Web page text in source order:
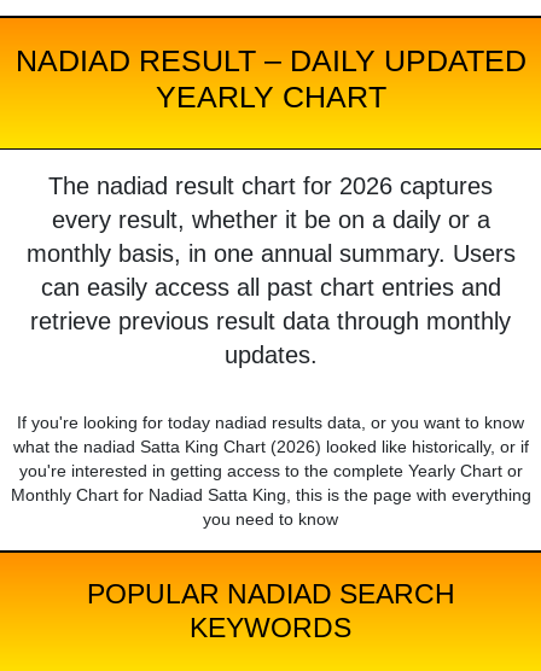
NADIAD RESULT – DAILY UPDATED
YEARLY CHART
The nadiad result chart for 2026 captures
every result, whether it be on a daily or a
monthly basis, in one annual summary. Users
can easily access all past chart entries and
retrieve previous result data through monthly
updates.
If you're looking for today nadiad results data, or you want to know
what the nadiad Satta King Chart (2026) looked like historically, or if
you're interested in getting access to the complete Yearly Chart or
Monthly Chart for Nadiad Satta King, this is the page with everything
you need to know
POPULAR NADIAD SEARCH
KEYWORDS